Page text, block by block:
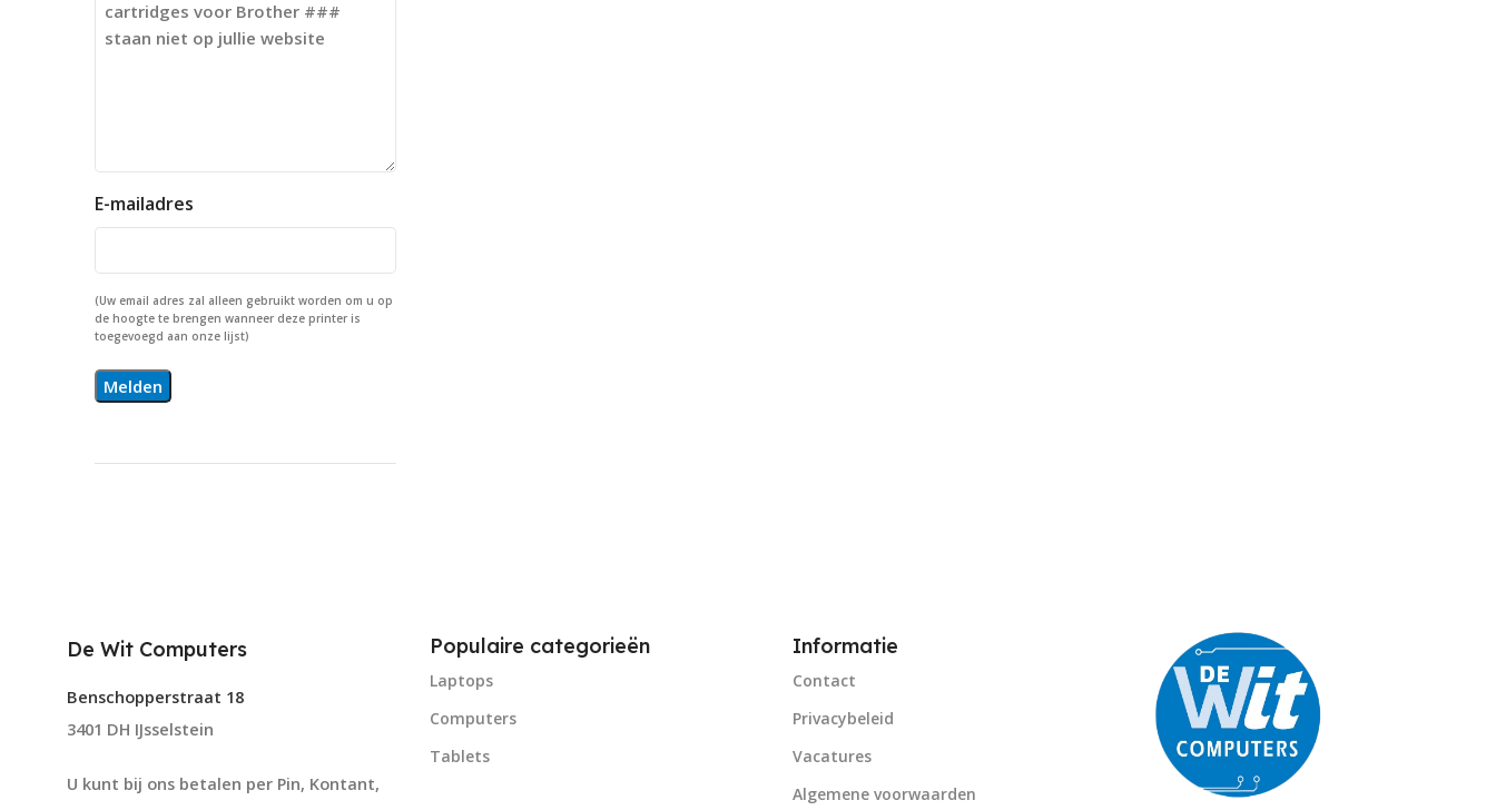
E-mailadres
(Uw email adres zal alleen gebruikt worden om u op
de hoogte te brengen wanneer deze printer is
toegevoegd aan onze lijst)
De Wit Computers
Benschopperstraat 18
3401 DH IJsselstein
U kunt bij ons betalen per Pin, Kontant,
Populaire categorieën
Laptops
Computers
Tablets
Informatie
Contact
Privacybeleid
Vacatures
Algemene voorwaarden